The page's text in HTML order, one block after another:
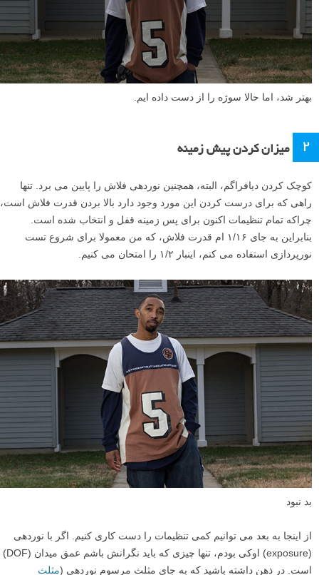
بهتر شد، اما حالا سوژه را از دست داده ایم.
۲ میزان کردن پیش زمینه
کوچک کردن دیافراگم، البته، همچنین نوردهی فلاش را پایین می برد. تنها
راهی که برای درست کردن این مورد وجود دارد بالا بردن قدرت فلاش است،
چراکه تمام تنظیمات اکنون برای پس زمینه قفل و انتخاب شده است.
بنابراین به جای ۱/۱۶ ام قدرت فلاش، که من معمولا برای شروع تست
نورپردازی استفاده می کنم، اینبار ۱/۲ را امتحان می کنیم.
بد نبود
از اینجا به بعد می توانیم کمی تنظیمات را دست کاری کنیم. اگر با نوردهی
(exposure) اوکی بودم، تنها چیزی که باید نگرانش باشم عمق میدان (DOF)
است. در ذهن داشته باشید که به جای مثلث مرسوم نوردهی (مثلث